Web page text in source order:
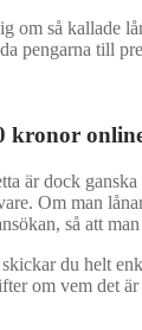
om så kallade
pengarna till
kronor
är dock
Om man
så att
du helt
om vem det